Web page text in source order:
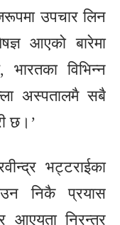
उपचार लिन
आएको बारेमा
विभिन्न
अस्पतालमै सबै
छ।’
भट्टराईका
निकै प्रयास
आएयता निरन्तर